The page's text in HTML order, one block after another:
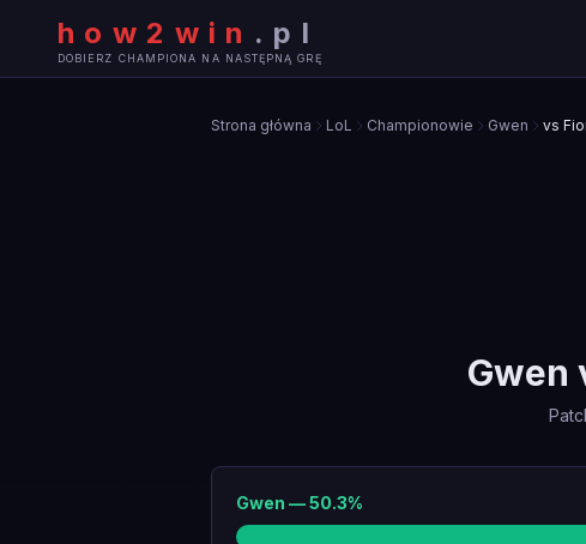
how2win . pl
DOBIERZ CHAMPIONA NA NASTĘPNĄ GRĘ
Strona główna LoL Championowie Gwen vs
Gwen
Gwen —50.3%